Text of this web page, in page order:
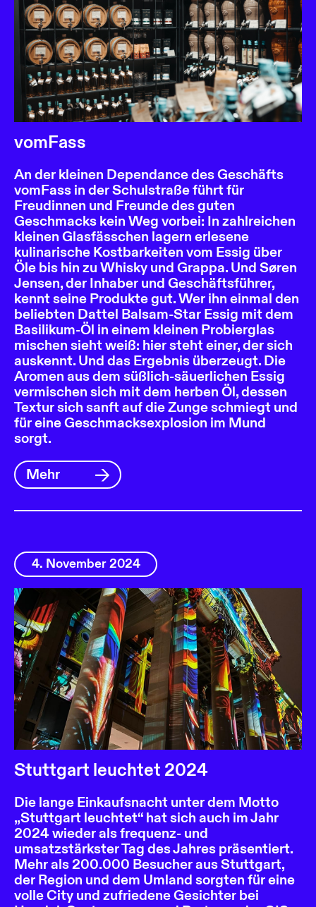
vomFass
An der kleinen Dependance des Geschäfts
vomFass in der Schulstraße führt für
Freudinnen und Freunde des guten
Geschmacks kein Weg vorbei: In zahlreichen
kleinen Glasfässchen lagern erlesene
kulinarische Kostbarkeiten vom Essig über
Öle bis hin zu Whisky und Grappa. Und Søren
Jensen, der Inhaber und Geschäftsführer,
kennt seine Produkte gut. Wer ihn einmal den
beliebten Dattel Balsam-Star Essig mit dem
Basilikum-Öl in einem kleinen Probierglas
mischen sieht weiß: hier steht einer, der sich
auskennt. Und das Ergebnis überzeugt. Die
Aromen aus dem süßlich-säuerlichen Essig
vermischen sich mit dem herben Öl, dessen
Textur sich sanft auf die Zunge schmiegt und
für eine Geschmacksexplosion im Mund
sorgt.
Mehr
4. November 2024
Stuttgart leuchtet 2024
Die lange Einkaufsnacht unter dem Motto
„Stuttgart leuchtet“ hat sich auch im Jahr
2024 wieder als frequenz- und
umsatzstärkster Tag des Jahres präsentiert.
Mehr als 200.000 Besucher aus Stuttgart,
der Region und dem Umland sorgten für eine
volle City und zufriedene Gesichter bei